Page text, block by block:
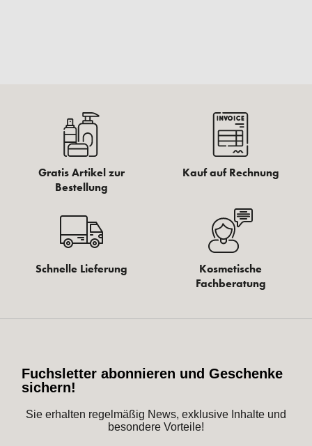
Gratis Artikel zur
Bestellung
Kauf auf Rechnung
Schnelle Lieferung
Kosmetische
Fachberatung
Fuchsletter abonnieren und Geschenke
sichern!
Sie erhalten regelmäßig News, exklusive Inhalte und
besondere Vorteile!